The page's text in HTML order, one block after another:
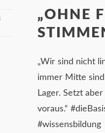
„OHNE
„Wir sind nicht
immer Mitte
Lager. Setzt
voraus.“
#wissensbildung